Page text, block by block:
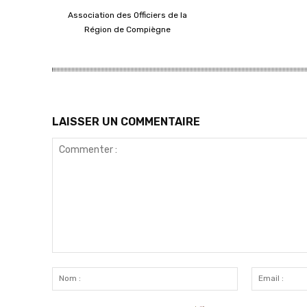
Association des Officiers de la
Région de Compiègne
LAISSER UN COMMENTAIRE
: